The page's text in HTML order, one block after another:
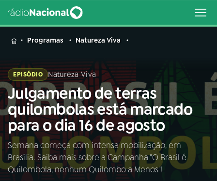
MENU
Buscar
na
Rádio
Nacional
Buscar
AO VIVO
INÍCIO
Programas Natureza Viva
EPISÓDIO Natureza Viva
Julgamento de terras
quilombolas está marcado
para o dia 16 de agosto
Semana começa com intensa mobilização, em
Brasília. Saiba mais sobre a Campanha "O Brasil é
Quilombola, nenhum Quilombo a Menos"!